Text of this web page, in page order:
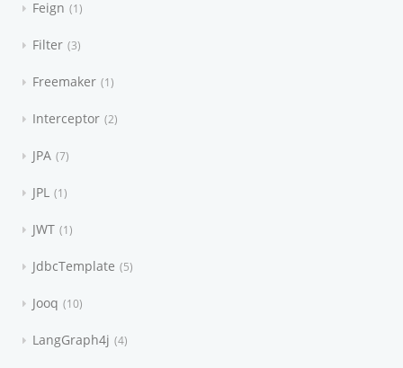
Feign 1
Filter 3
Freemaker 1
Interceptor 2
JPA 7
JPL 1
JWT 1
JdbcTemplate 5
Jooq 10
LangGraph4j 4